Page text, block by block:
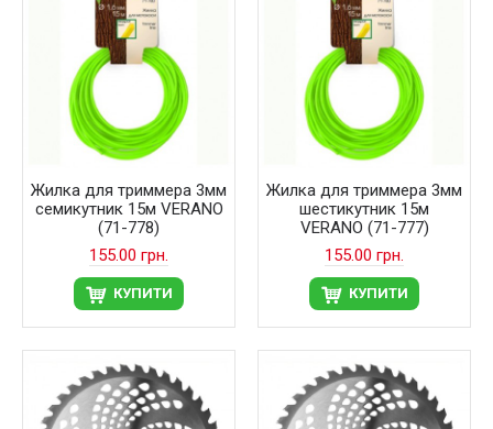
Жилка для триммера 3мм
семикутник 15м VERANO
(71-778)
155.00 грн.
КУПИТИ
Жилка для триммера 3мм
шестикутник 15м
VERANO (71-777)
155.00 грн.
КУПИТИ